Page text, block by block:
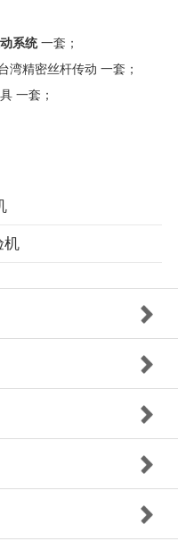
系统一套；
湾精密丝杆传动 一套；
一套；
机